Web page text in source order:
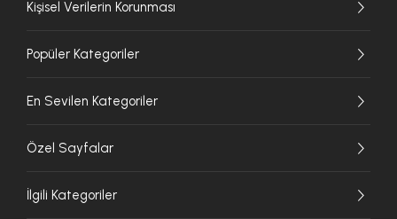
Kişisel Verilerin Korunması
Popüler Kategoriler
En Sevilen Kategoriler
Özel Sayfalar
İlgili Kategoriler